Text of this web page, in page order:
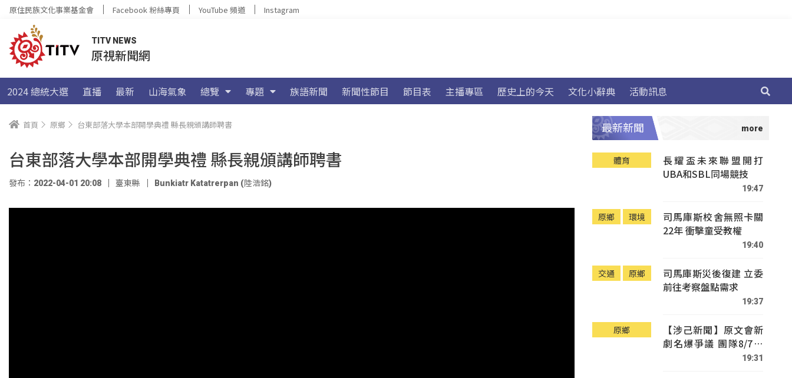
原住民族文化事業基金會 Facebook 粉絲專頁 YouTube 頻道 Instagram
TITV NEWS
原視新聞網
2024 總統大選 直播 最新 山海氣象 總覽 專題 族語新聞 新聞性節目 節目表 主播專區 歷史上的今天 文化小辭典 活動訊息
首頁 原鄉 台東部落大學本部開學典禮 縣長親頒講師聘書
台東部落大學本部開學典禮 縣長親頒講師聘書
發布：2022-04-01 20:08 臺東縣 Bunkiatr Katatrerpan (陸浩銘)
最新新聞
體育
長耀盃未來聯盟開打
UBA和SBL同場競技
19:47
原鄉 環境
司馬庫斯校舍無照卡關
22年 衝擊童受教權
19:40
交通 原鄉
司馬庫斯災後復建 立委
前往考察盤點需求
19:37
原鄉
【涉己新聞】原文會新
劇名爆爭議 團隊8/7赴
19:31